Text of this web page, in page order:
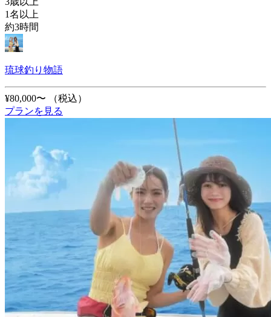
1名以上
約3時間
琉球釣り物語
¥80,000〜
（税込）
プランを見る